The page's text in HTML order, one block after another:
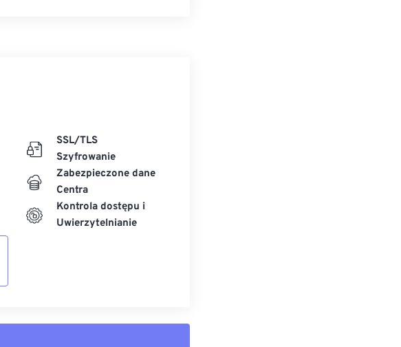
SSL/TLS
Szyfrowanie
Zabezpieczone dane
Centra
Kontrola dostępu i
Uwierzytelnianie